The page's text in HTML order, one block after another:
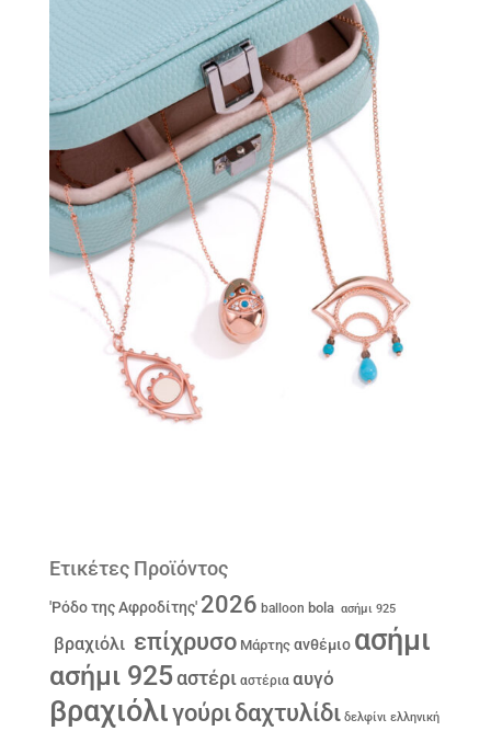
Ετικέτες Προϊόντος
'Ρόδο της Αφροδίτης' 2026 balloon bola ασήμι 925
βραχιόλι επίχρυσο Μάρτης ανθέμιο ασήμι
ασήμι 925αστέρι αστέρια αυγό
βραχιόλιγούριδαχτυλίδι δελφίνι ελληνική